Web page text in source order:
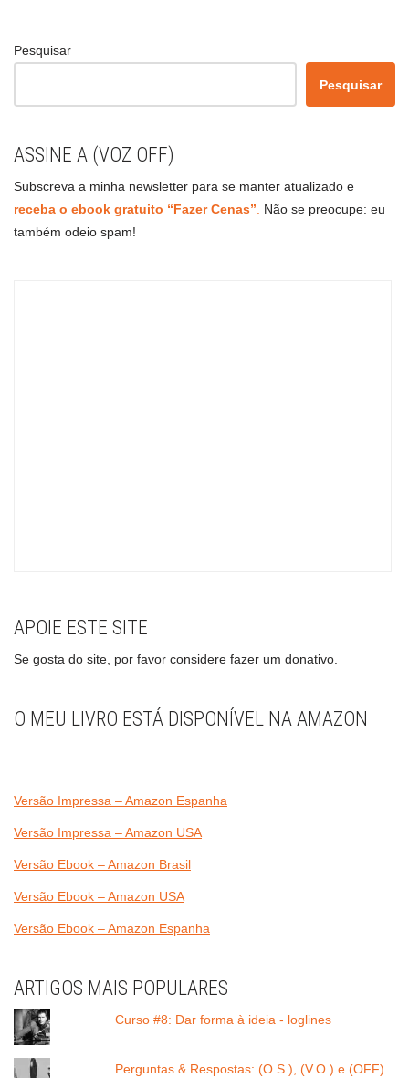
Pesquisar
Pesquisar
ASSINE A (VOZ OFF)
Subscreva a minha newsletter para se manter atualizado e
receba o ebook gratuito “Fazer Cenas”. Não se preocupe: eu
também odeio spam!
APOIE ESTE SITE
Se gosta do site, por favor considere fazer um donativo.
O MEU LIVRO ESTÁ DISPONÍVEL NA AMAZON
Versão Impressa – Amazon Espanha
Versão Impressa – Amazon USA
Versão Ebook – Amazon Brasil
Versão Ebook – Amazon USA
Versão Ebook – Amazon Espanha
ARTIGOS MAIS POPULARES
Curso #8: Dar forma à ideia - loglines
Perguntas & Respostas: (O.S.), (V.O.) e (OFF)